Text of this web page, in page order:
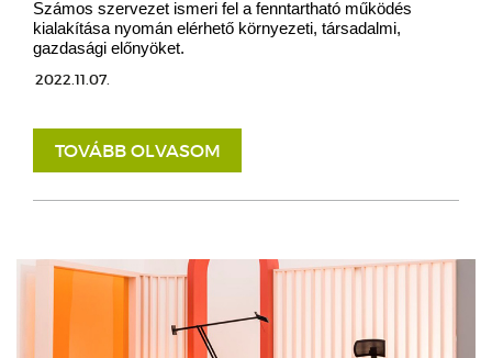
Számos szervezet ismeri fel a fenntartható működés
kialakítása nyomán elérhető környezeti, társadalmi,
gazdasági előnyöket.
2022.11.07.
TOVÁBB OLVASOM